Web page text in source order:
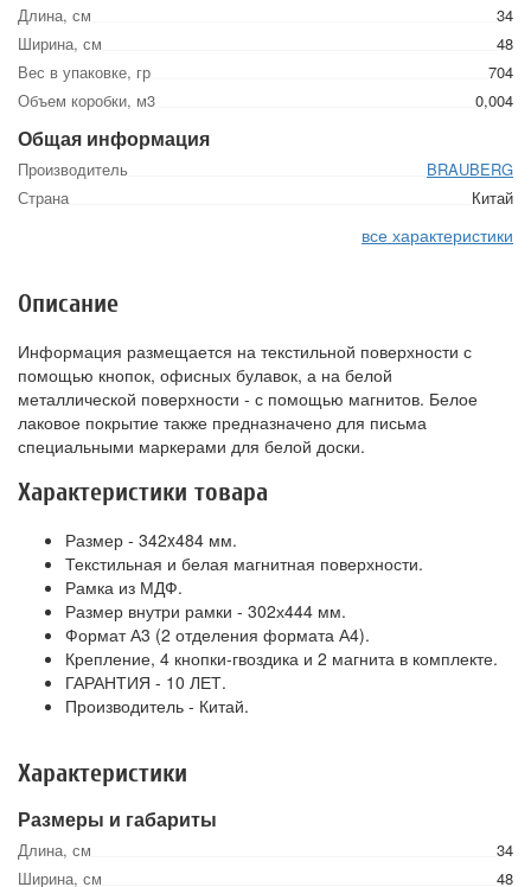
Длина, см
34
Ширина, см
48
Вес в упаковке, гр
704
Объем коробки, м3
0,004
Общая информация
Производитель
BRAUBERG
Страна
Китай
все характеристики
Описание
Информация размещается на текстильной поверхности с
помощью кнопок, офисных булавок, а на белой
металлической поверхности - с помощью магнитов. Белое
лаковое покрытие также предназначено для письма
специальными маркерами для белой доски.
Характеристики товара
Размер - 342x484 мм.
Текстильная и белая магнитная поверхности.
Рамка из МДФ.
Размер внутри рамки - 302х444 мм.
Формат А3 (2 отделения формата А4).
Крепление, 4 кнопки-гвоздика и 2 магнита в комплекте.
ГАРАНТИЯ - 10 ЛЕТ.
Производитель - Китай.
Характеристики
Размеры и габариты
Длина, см
34
Ширина, см
48